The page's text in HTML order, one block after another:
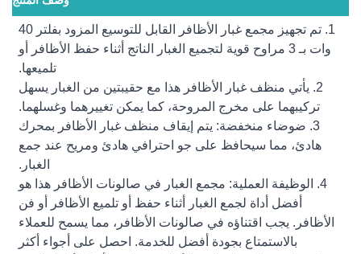
1. تم تجهيز مجمع غبار الأظافر القابل للتوسيع المزود بفلتر 40
وات بـ 3 مراوح قوية لتجميع الغبار الناتج أثناء حفظ الأظافر أو
تلميعها.
2. يأتي منظف غبار الأظافر هذا مع حقيبتين من الغبار يسهل
تركيبهما على مخرج المروحة، كما يمكن تغييرهما وغسلهما.
3. ضوضاء منخفضة: يتم إيقاف منظف غبار الأظافر بمحرك
هادئ، مما سيحافظ على جو احترافي هادئ ومريح عند جمع
الغبار.
4. الوظيفة العملية: مجمع الغبار في صالونات الأظافر هذا هو
أفضل أداة لجمع الغبار أثناء حفظ أو تلميع الأظافر أو فن
الأظافر. يجب اقتناؤه في صالونات الأظافر، مما يسمح للعملاء
بالاستمتاع بجودة أفضل للخدمة. احصل على أجواء أكثر